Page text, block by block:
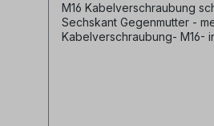
M16 Kabelverschraubung
Sechskant Gegenmutter -
Kabelverschraubung- M16-